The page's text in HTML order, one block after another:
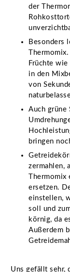
der
Besonders
Früchte
in den
von
Auch grüne
bringen
zermahlen,
ersetzen.
einstellen,
soll und
körnig, da
Außerdem
Uns gefällt sehr,